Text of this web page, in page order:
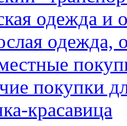
одежда и
одежда,
покупки
красавица